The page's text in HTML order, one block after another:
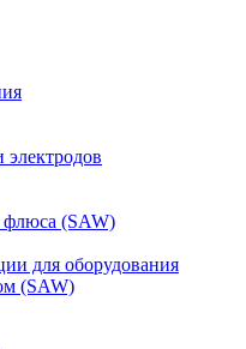
флюса (SAW)
для оборудования
(SAW)